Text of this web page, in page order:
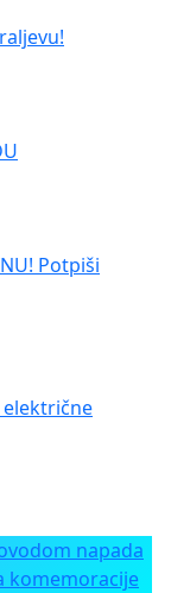
Potpiši
napada
komemoracije